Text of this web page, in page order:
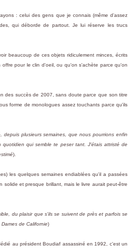
: celui des gens que je connais (même d'assez
qui déborde de partout. Je lui réserve les trucs
beaucoup de ces objets ridiculement minces, écrits
pour le clin d'oeil, ou qu'on s'achète parce qu'on
des succès de 2007, sans doute parce que son titre
forme de monologues assez touchants parce qu'ils
plusieurs semaines, que nous pourrions enfin
qui semble te peser tant. J'étais attristé de
).
les quelques semaines endiablées qu'il a passées
et presque brillant, mais le livre aurait peut-être
du plaisir que s'ils se suivent de près et parfois se
Dames de Californie)
au président Boudiaf assassiné en 1992, c'est un